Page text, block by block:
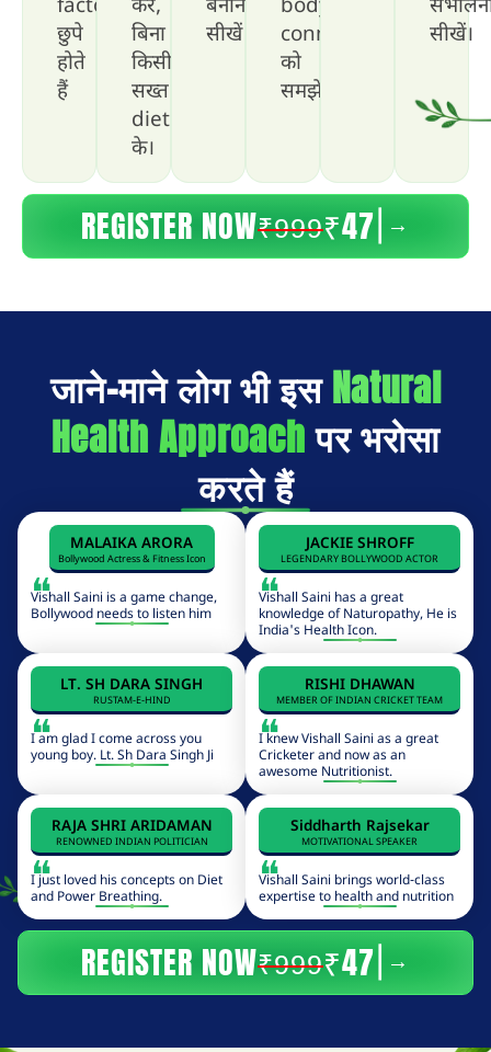
factors
छुपे
होते
हैं
करें,
बिना
किसी
सख्त
diet
के।
बनाना
सीखें।
body
connection
को
समझें।
सीखें।
REGISTER NOW₹999₹47 →
जाने-माने लोग भी इसNatural
Health Approachपर भरोसा
करते हैं
MALAIKA ARORA
Bollywood Actress & Fitness Icon
❝
Vishall Saini is a game change,
Bollywood needs to listen him
JACKIE SHROFF
LEGENDARY BOLLYWOOD ACTOR
❝
Vishall Saini has a great
knowledge of Naturopathy, He is
India's Health Icon.
LT. SH DARA SINGH
RUSTAM-E-HIND
❝
I am glad I come across you
young boy. Lt. Sh Dara Singh Ji
RISHI DHAWAN
MEMBER OF INDIAN CRICKET TEAM
❝
I knew Vishall Saini as a great
Cricketer and now as an
awesome Nutritionist.
RAJA SHRI ARIDAMAN
RENOWNED INDIAN POLITICIAN
❝
I just loved his concepts on Diet
and Power Breathing.
Siddharth Rajsekar
MOTIVATIONAL SPEAKER
❝
Vishall Saini brings world-class
expertise to health and nutrition
REGISTER NOW₹999₹47 →